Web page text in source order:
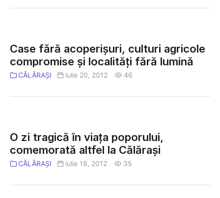
animale
fără
acoperișuri,
culturi
compromise
fără
Case fără acoperișuri, culturi agricole
compromise și localități fără lumină
CĂLĂRAȘI iulie 20, 2012 46
zi
tragică
în
poporului,
O zi tragică în viaţa poporului,
comemorată altfel la Călăraşi
CĂLĂRAȘI iulie 18, 2012 35